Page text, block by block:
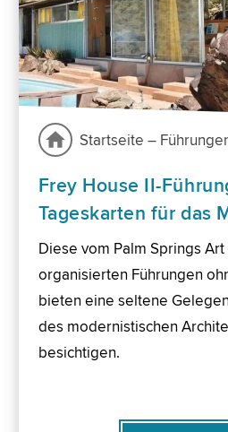
Startseite –
Frey House II-
Tageskarten für das
Diese vom Palm Springs
organisierten Führungen
bieten eine seltene
des modernistischen
besichtigen.